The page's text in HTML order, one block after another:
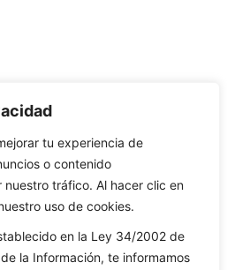
tu experiencia de
o contenido
nuestro tráfico. Al hacer clic en
uso de cookies.
en la Ley 34/2002 de
la Información, te informamos